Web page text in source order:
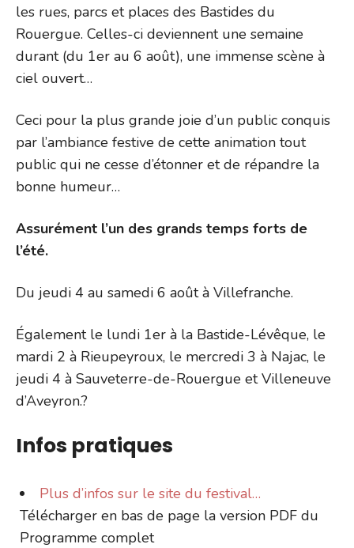
les rues, parcs et places des Bastides du
Rouergue. Celles-ci deviennent une semaine
durant (du 1er au 6 août), une immense scène à
ciel ouvert…
Ceci pour la plus grande joie d’un public conquis
par l’ambiance festive de cette animation tout
public qui ne cesse d’étonner et de répandre la
bonne humeur…
Assurément l’un des grands temps forts de
l’été.
Du jeudi 4 au samedi 6 août à Villefranche.
Également le lundi 1er à la Bastide-Lévêque, le
mardi 2 à Rieupeyroux, le mercredi 3 à Najac, le
jeudi 4 à Sauveterre-de-Rouergue et Villeneuve
d’Aveyron.?
Infos pratiques
Plus d’infos sur le site du festival…
Télécharger en bas de page la version PDF du
Programme complet